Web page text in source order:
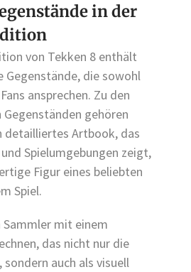
in der
von Tekken 8 enthält
Gegenstände, die sowohl
ansprechen. Zu den
gehören
detailliertes Artbook, das
Spielumgebungen zeigt,
Figur eines beliebten
Spiel.
mit einem
das nicht nur die
auch als visuell